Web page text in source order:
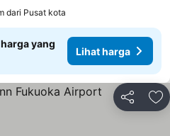
dari Pusat kota
yang
Lihat harga
Bagikan